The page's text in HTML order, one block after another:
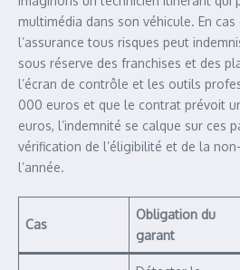
multimédia dans son véhicule. En
l’assurance tous risques peut
sous réserve des franchises et des
l’écran de contrôle et les outils
000 euros et que le contrat prévoit
euros, l’indemnité se calque sur ces
vérification de l’éligibilité et de la
l’année.
Cas
Obligation du
garant